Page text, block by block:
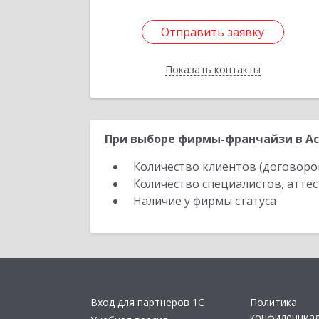
Отправить заявку
Показать контакты
Отправить заявку
Назад
При выборе фирмы-франчайзи в
Количество клиентов
Количество специалистов,
Наличие у фирмы статуса
Вход для партнеров 1С
Политика